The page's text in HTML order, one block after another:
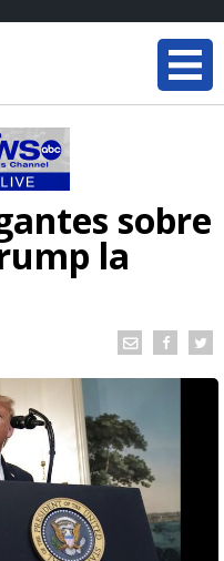
sobre
la